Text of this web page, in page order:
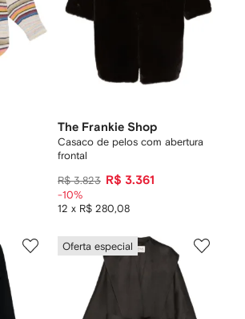
The Frankie Shop
Casaco de pelos com abertura
frontal
R$ 3.823 R$ 3.361
12 x R$ 280,08
-10%
Oferta especial